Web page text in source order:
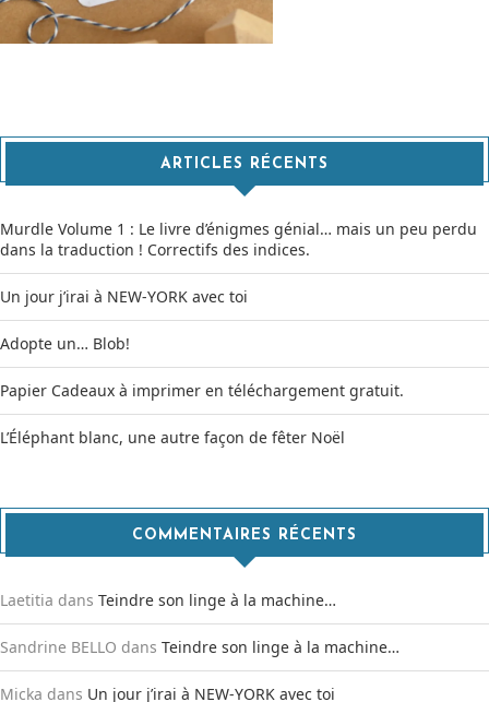
ARTICLES RÉCENTS
Murdle Volume 1 : Le livre d’énigmes génial… mais un peu perdu
dans la traduction ! Correctifs des indices.
Un jour j’irai à NEW-YORK avec toi
Adopte un… Blob!
Papier Cadeaux à imprimer en téléchargement gratuit.
L’Éléphant blanc, une autre façon de fêter Noël
COMMENTAIRES RÉCENTS
Laetitia dans Teindre son linge à la machine…
Sandrine BELLO dans Teindre son linge à la machine…
Micka dans Un jour j’irai à NEW-YORK avec toi